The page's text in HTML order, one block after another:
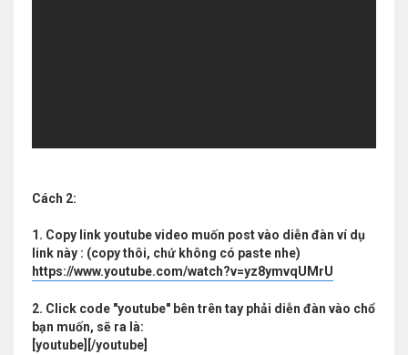
Cách 2:
1. Copy link youtube video muốn post vào diễn đàn ví dụ
link này : (copy thôi, chứ không có paste nhe)
https://www.youtube.com/watch?v=yz8ymvqUMrU
2. Click code "youtube" bên trên tay phải diễn đàn vào chổ
bạn muốn, sẽ ra là:
[youtube][/youtube]